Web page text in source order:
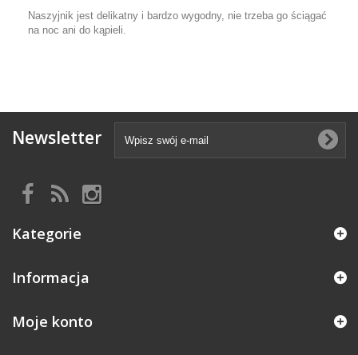
Naszyjnik jest delikatny i bardzo wygodny, nie trzeba go ściągać
na noc ani do kąpieli.
Newsletter
Kategorie
Informacja
Moje konto